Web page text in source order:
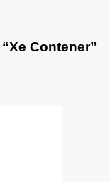
Contener”